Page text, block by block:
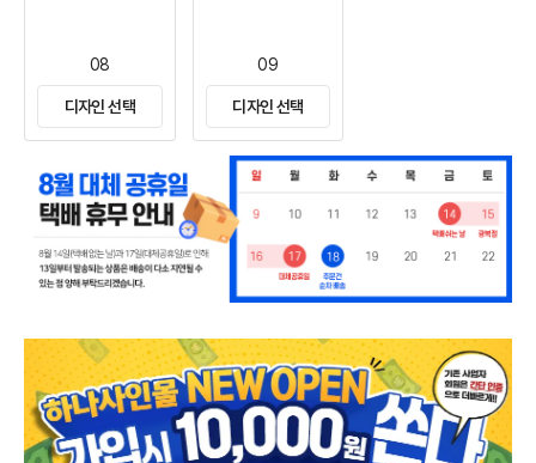
08
디자인 선택
09
디자인 선택